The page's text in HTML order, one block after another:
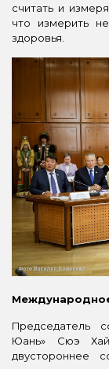
считать и
что измерить
здоровья.
Председатель
Юань» Сюэ
двустороннее